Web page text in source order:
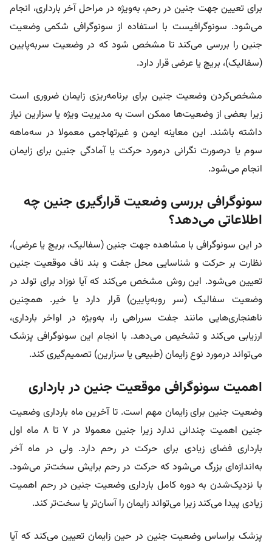
برای تعیین جهت جنین در رحم، به‌ویژه در مراحل آخر بارداری، انجام
می‌شود. سونوگرافیست با استفاده از سونوگرافی شکمی وضعیت
جنین را بررسی می‌کند تا مشخص شود که در وضعیت سربه‌پایین
(سفالیک)، بریچ یا عرضی قرار دارد.
مشخص‌کردن وضعیت جنین برای برنامه‌ریزی زایمان ضروری است
زیرا بعضی از وضعیت‌ها ممکن است به مدیریت ویژه یا سزارین نیاز
داشته باشند. این معاینه ایمن و غیرتهاجمی معمولا در سه‌ماهه
سوم یا درصورت نگرانی درمورد حرکت یا آمادگی جنین برای زایمان
انجام می‌شود.
سونوگرافی بررسی وضعیت قرارگیری جنین چه
اطلاعاتی می‌دهد؟
در این سونوگرافی با مشاهده جهت جنین (سفالیک، بریچ یا عرضی)،
نظارت بر حرکت و شناسایی محل جفت و بند ناف موقعیت جنین
تعیین می‌شود. این روش مشخص می‌کند که آیا نوزاد برای تولد در
وضعیت سفالیک (سر روبه‌پایین) قرار دارد یا خیر. همچنین
ناهنجاری‌هایی مانند جفت سرراهی را، به‌ویژه در اواخر بارداری،
ارزیابی می‌کند و تشخیص می‌دهد. با انجام این سونوگرافی پزشک
می‌تواند درمورد نوع زایمان (طبیعی یا سزارین) تصمیم‌گیری کند.
اهمیت سونوگرافی موقعیت جنین در بارداری
وضعیت جنین برای زایمان مهم است. تا آخرین ماه بارداری وضعیت
جنین اهمیت چندانی ندارد زیرا جنین معمولا در ۷ تا ۸ ماه اول
بارداری فضای زیادی برای حرکت در رحم دارد. ولی در ماه آخر
به‌اندازه‌ای بزرگ می‌شود که حرکت در رحم برایش سخت‌تر می‌شود.
با نزدیک‌شدن به دوره کامل بارداری وضعیت جنین در رحم اهمیت
زیادی پیدا می‌کند زیرا می‌تواند زایمان را آسان‌تر یا سخت‌تر کند.
پزشک براساس وضعیت جنین در حین زایمان تعیین می‌کند که آیا